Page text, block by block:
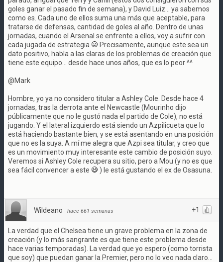
goles ganar el pasado fin de semana), y David Luiz... ya sabemos
como es. Cada uno de ellos suma una más que aceptable, para
tratarse de defensas, cantidad de goles al año. Dentro de unas
jornadas, cuando el Arsenal se enfrente a ellos, voy a sufrir con
cada jugada de estrategia
Precisamente, aunque este sea un
dato positivo, habla a las claras de los problemas de creación que
tiene este equipo... desde hace unos años, que es lo peor ^^
@Mark
Hombre, yo ya no considero titular a Ashley Cole. Desde hace 4
jornadas, tras la derrota ante el Newcastle (Mourinho dijo
públicamente que no le gustó nada el partido de Cole), no está
jugando. Y el lateral izquierdo está siendo un Azpilicueta que lo
está haciendo bastante bien, y se está asentando en una posición
que no es la suya. A mí me alegra que Azpi sea titular, y creo que
es un movimiento muy interesante este cambio de posición suyo.
Veremos si Ashley Cole recupera su sitio, pero a Mou (y no es que
sea fácil convencer a este
) le está gustando el ex de Osasuna.
+1
Wildeano · hace 661 semanas
La verdad que el Chelsea tiene un grave problema en la zona de
creación (y lo más sangrante es que tiene este problema desde
hace varias temporadas). La verdad que yo espero (como torrista
que soy) que puedan ganar la Premier, pero no lo veo nada claro…